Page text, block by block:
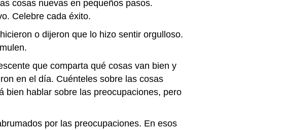
cosas nuevas en pequeños pasos.
Celebre cada éxito.
o dijeron que lo hizo sentir orgulloso.
que comparta qué cosas van bien y
en el día. Cuénteles sobre las cosas
bien hablar sobre las preocupaciones, pero
por las preocupaciones. En esos